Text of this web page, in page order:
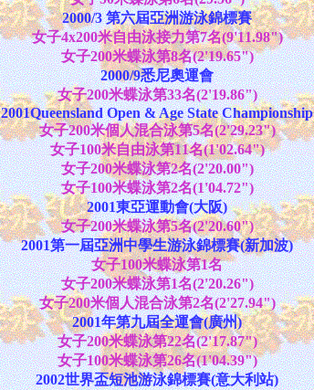
2000/3 第六屆亞洲游泳錦標賽
女子4x200米自由泳接力第7名(9'11.98")
女子200米蝶泳第8名(2'19.65")
2000/9悉尼奧運會
女子200米蝶泳第33名(2'19.86")
2001Queensland Open & Age State Championship
女子200米個人混合泳第5名(2'29.23")
女子100米自由泳第11名(1'02.64")
女子200米蝶泳第2名(2'20.00")
女子100米蝶泳第2名(1'04.72")
2001東亞運動會(大阪)
女子200米蝶泳第5名(2'20.60")
2001第一屆亞洲中學生游泳錦標賽(新加波)
女子100米蝶泳第1名
女子200米蝶泳第1名(2'20.26")
女子200米個人混合泳第2名(2'27.94")
2001年第九屆全運會(廣州)
女子200米蝶泳第22名(2'17.87")
女子100米蝶泳第26名(1'04.39")
2002世界盃短池游泳錦標賽(意大利站)